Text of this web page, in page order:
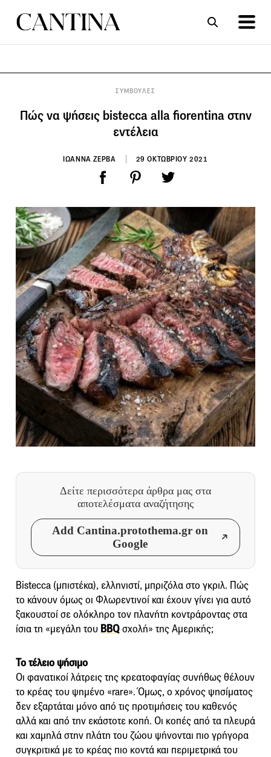
ΣΥΜΒΟΥΛΕΣ
Πώς να ψήσεις bistecca alla fiorentina στην
εντέλεια
ΙΩΑΝΝΑ ΖΕΡΒΑ 29 ΟΚΤΩΒΡΙΟΥ 2021
Δείτε περισσότερα άρθρα μας στα
αποτελέσματα αναζήτησης
Add Cantina.protothema.gr on
Google
Bistecca (μπιστέκα), ελληνιστί, μπριζόλα στο γκριλ. Πώς
το κάνουν όμως οι Φλωρεντινοί και έχουν γίνει για αυτό
ξακουστοί σε ολόκληρο τον πλανήτη κοντράροντας στα
ίσια τη «μεγάλη του BBQσχολή» της Αμερικής;
Το τέλειο ψήσιμο
Οι φανατικοί λάτρεις της κρεατοφαγίας συνήθως θέλουν
το κρέας του ψημένο «rare». Όμως, ο χρόνος ψησίματος
δεν εξαρτάται μόνο από τις προτιμήσεις του καθενός
αλλά και από την εκάστοτε κοπή. Οι κοπές από τα πλευρά
και χαμηλά στην πλάτη του ζώου ψήνονται πιο γρήγορα
συγκριτικά με το κρέας πιο κοντά και περιμετρικά του